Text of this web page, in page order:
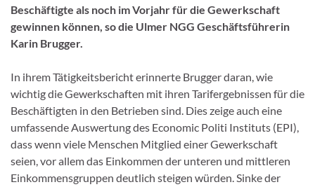
Beschäftigte als noch im Vorjahr für die Gewerkschaft
gewinnen können, so die Ulmer NGG Geschäftsführerin
Karin Brugger.
In ihrem Tätigkeitsbericht erinnerte Brugger daran, wie
wichtig die Gewerkschaften mit ihren Tarifergebnissen für die
Beschäftigten in den Betrieben sind. Dies zeige auch eine
umfassende Auswertung des Economic Politi Instituts (EPI),
dass wenn viele Menschen Mitglied einer Gewerkschaft
seien, vor allem das Einkommen der unteren und mittleren
Einkommensgruppen deutlich steigen würden. Sinke der